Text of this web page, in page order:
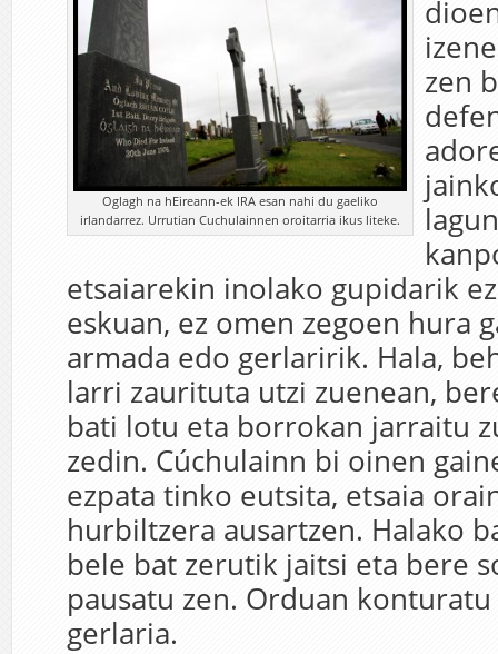
Oglagh na hEireann-ek IRA esan nahi du gaeliko
irlandarrez. Urrutian Cuchulainnen oroitarria ikus liteke.
zen
etsaiarekin inolako gupidarik
eskuan, ez omen zegoen hura
armada edo gerlaririk. Hala,
larri zaurituta utzi zuenean,
bati lotu eta borrokan jarraitu
zedin. Cúchulainn bi oinen
ezpata tinko eutsita, etsaia
hurbiltzera ausartzen. Halako
bele bat zerutik jaitsi eta bere
pausatu zen. Orduan
gerlaria.